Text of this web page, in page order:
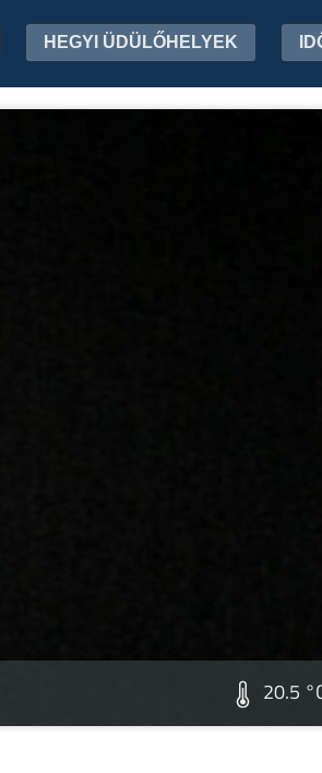
HEGYI ÜDÜLŐHELYEK
20.5